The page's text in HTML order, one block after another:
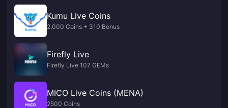
Kumu Live Coins
2,000 Coins + 310 Bonus
Firefly Live
Firefly Live 107 GEMs
MICO Live Coins (MENA)
2500 Coins